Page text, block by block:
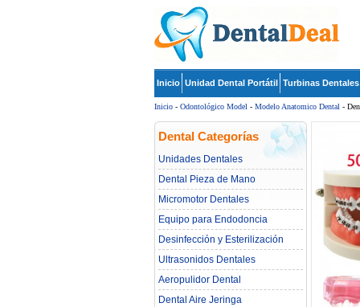
Inicio Unidad Dental Portátil Turbinas Dentales
Inicio - Odontológico Model - Modelo Anatomico Dental -
Dental Categorías
Unidades Dentales
Dental Pieza de Mano
Micromotor Dentales
Equipo para Endodoncia
Desinfección y Esterilización
Ultrasonidos Dentales
Aeropulidor Dental
Dental Aire Jeringa